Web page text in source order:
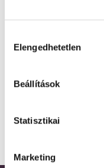
kiválasztása
Elengedhetetlen
Beállítások
Statisztikai
Marketing
Csak bejelentkezett és